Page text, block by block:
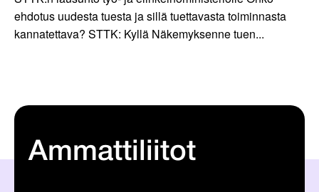
ehdotus uudesta tuesta ja sillä tuettavasta toiminnasta
kannatettava? STTK: Kyllä Näkemyksenne tuen...
Ammattiliitot